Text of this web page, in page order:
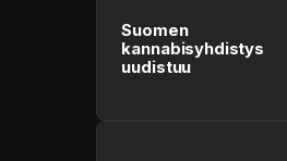
Suomen
kannabisyhdistys
uudistuu